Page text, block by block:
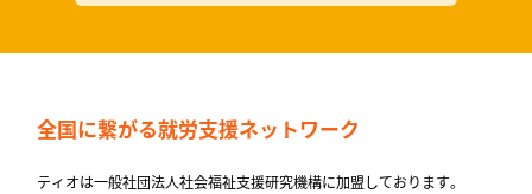
全国に繋がる就労支援ネットワーク
ティオは一般社団法人社会福祉支援研究機構に加盟しております。